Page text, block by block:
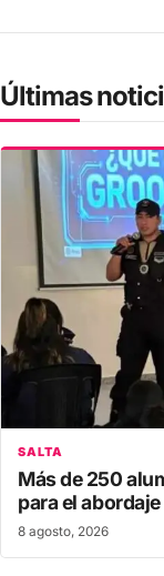
Últimas
SALTA
Más de 250
para el
8 agosto, 2026